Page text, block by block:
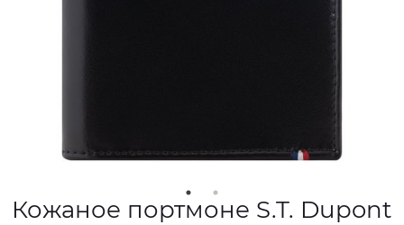
Кожаное портмоне S.T. Dupont